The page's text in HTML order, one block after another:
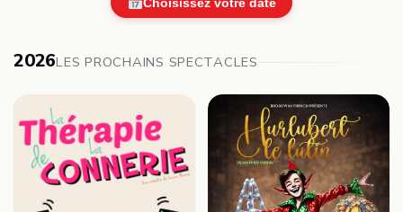
2026LES PROCHAINS SPECTACLES